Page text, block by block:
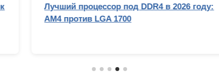
Лучший процессор под DDR4 в 2026 году:
AM4 против LGA 1700